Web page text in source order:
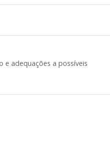
e adequações a possíveis